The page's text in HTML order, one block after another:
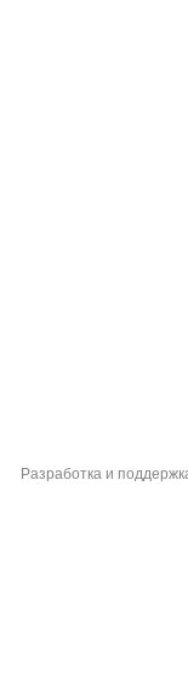
Разработка и